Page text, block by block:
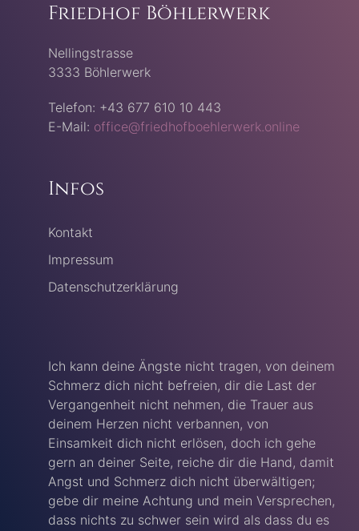
Friedhof Böhlerwerk
Nellingstrasse
3333 Böhlerwerk
Telefon: +43 677 610 10 443
E-Mail: office@friedhofboehlerwerk.online
Infos
Kontakt
Impressum
Datenschutzerklärung
Ich kann deine Ängste nicht tragen, von deinem
Schmerz dich nicht befreien, dir die Last der
Vergangenheit nicht nehmen, die Trauer aus
deinem Herzen nicht verbannen, von
Einsamkeit dich nicht erlösen, doch ich gehe
gern an deiner Seite, reiche dir die Hand, damit
Angst und Schmerz dich nicht überwältigen;
gebe dir meine Achtung und mein Versprechen,
dass nichts zu schwer sein wird als dass du es